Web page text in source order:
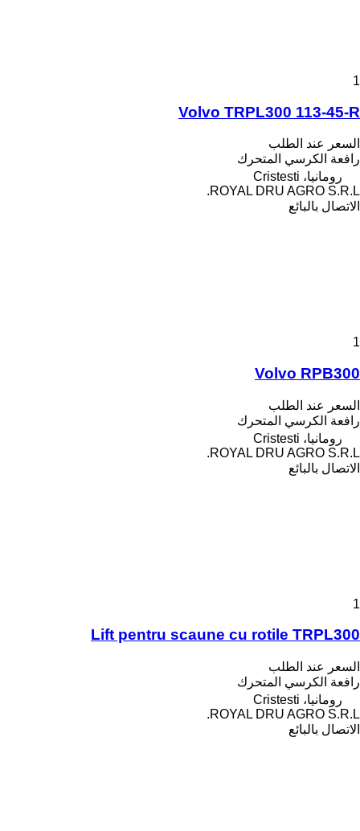
1
Volvo TRPL300 113-45-R
السعر عند الطلب
رافعة الكرسي المتحرك
رومانيا، Cristesti
ROYAL DRU AGRO S.R.L.
الاتصال بالبائع
1
Volvo RPB300
السعر عند الطلب
رافعة الكرسي المتحرك
رومانيا، Cristesti
ROYAL DRU AGRO S.R.L.
الاتصال بالبائع
1
Lift pentru scaune cu rotile TRPL300
السعر عند الطلب
رافعة الكرسي المتحرك
رومانيا، Cristesti
ROYAL DRU AGRO S.R.L.
الاتصال بالبائع